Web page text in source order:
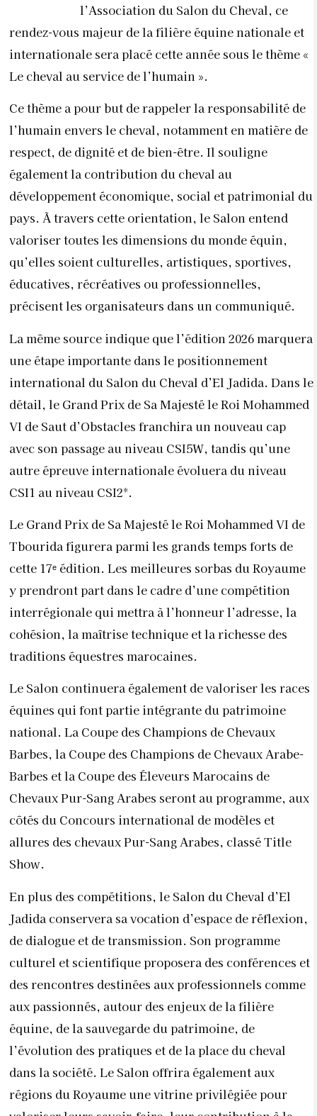
l’Association du Salon du Cheval, ce
rendez-vous majeur de la filière équine nationale et
internationale sera placé cette année sous le thème «
Le cheval au service de l’humain ».
Ce thème a pour but de rappeler la responsabilité de
l’humain envers le cheval, notamment en matière de
respect, de dignité et de bien-être. Il souligne
également la contribution du cheval au
développement économique, social et patrimonial du
pays. À travers cette orientation, le Salon entend
valoriser toutes les dimensions du monde équin,
qu’elles soient culturelles, artistiques, sportives,
éducatives, récréatives ou professionnelles,
précisent les organisateurs dans un communiqué.
La même source indique que l’édition 2026 marquera
une étape importante dans le positionnement
international du Salon du Cheval d’El Jadida. Dans le
détail, le Grand Prix de Sa Majesté le Roi Mohammed
VI de Saut d’Obstacles franchira un nouveau cap
avec son passage au niveau CSI5W, tandis qu’une
autre épreuve internationale évoluera du niveau
CSI1 au niveau CSI2*.
Le Grand Prix de Sa Majesté le Roi Mohammed VI de
Tbourida figurera parmi les grands temps forts de
cette 17ᵉ édition. Les meilleures sorbas du Royaume
y prendront part dans le cadre d’une compétition
interrégionale qui mettra à l’honneur l’adresse, la
cohésion, la maîtrise technique et la richesse des
traditions équestres marocaines.
Le Salon continuera également de valoriser les races
équines qui font partie intégrante du patrimoine
national. La Coupe des Champions de Chevaux
Barbes, la Coupe des Champions de Chevaux Arabe-
Barbes et la Coupe des Éleveurs Marocains de
Chevaux Pur-Sang Arabes seront au programme, aux
côtés du Concours international de modèles et
allures des chevaux Pur-Sang Arabes, classé Title
Show.
En plus des compétitions, le Salon du Cheval d’El
Jadida conservera sa vocation d’espace de réflexion,
de dialogue et de transmission. Son programme
culturel et scientifique proposera des conférences et
des rencontres destinées aux professionnels comme
aux passionnés, autour des enjeux de la filière
équine, de la sauvegarde du patrimoine, de
l’évolution des pratiques et de la place du cheval
dans la société. Le Salon offrira également aux
régions du Royaume une vitrine privilégiée pour